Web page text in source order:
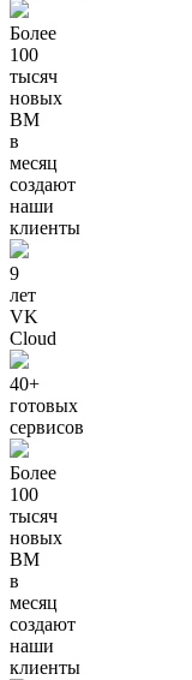
Более
100
тысяч
новых
ВМ
в
месяц
создают
наши
клиенты
9
лет
VK
Cloud
40+
готовых
сервисов
Более
100
тысяч
новых
ВМ
в
месяц
создают
наши
клиенты